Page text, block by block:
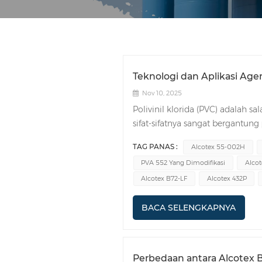
Teknologi dan Aplikasi
Nov 10, 2025
Polivinil klorida (PVC) adalah
sifat-sifatnya sangat
sangat krusial dalam proses
ALCOTEX secara khusus
penambah pori) untuk
secara bersamaan
PVC.1. Apa yang dimaksud
kompleks, satu dispersan
TAG PANAS : Alcotex 55-002H
PVA 552 Yang Dimodifikasi
Alcotex B72-LF
Alcotex 432P
BACA SELENGKAPNYA
Perbedaan antara Alcotex